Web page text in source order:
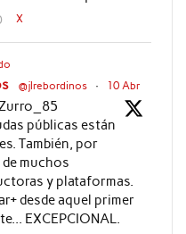
X
@jlrebordinos · 10 Abr
públicas están
También, por
muchos
y plataformas.
desde aquel primer
EXCEPCIONAL.